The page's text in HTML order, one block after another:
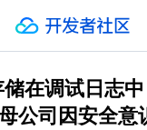
在调试日志
公司因安全意